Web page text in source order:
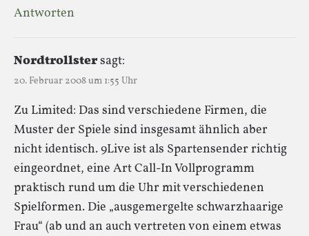
Antworten
Nordtrollstersagt:
20. Februar 2008 um 1:55 Uhr
Zu Limited: Das sind verschiedene Firmen, die
Muster der Spiele sind insgesamt ähnlich aber
nicht identisch. 9Live ist als Spartensender richtig
eingeordnet, eine Art Call-In Vollprogramm
praktisch rund um die Uhr mit verschiedenen
Spielformen. Die „ausgemergelte schwarzhaarige
Frau“ (ab und an auch vertreten von einem etwas